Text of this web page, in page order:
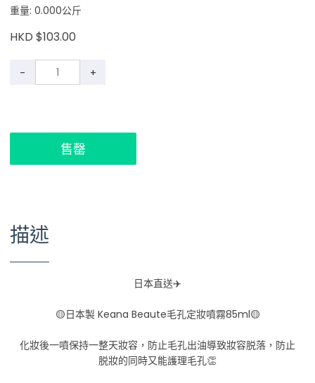
重量: 0.000公斤
HKD $103.00
- +
售罄
描述
日本直送✈️
🟡日本製 Keana Beaute毛孔定妝噴霧85ml🟡
化妝後一噴保持一整天妝容，防止毛孔出油導致妝容脱落，防止
脱妝的同時又能護理毛孔👏